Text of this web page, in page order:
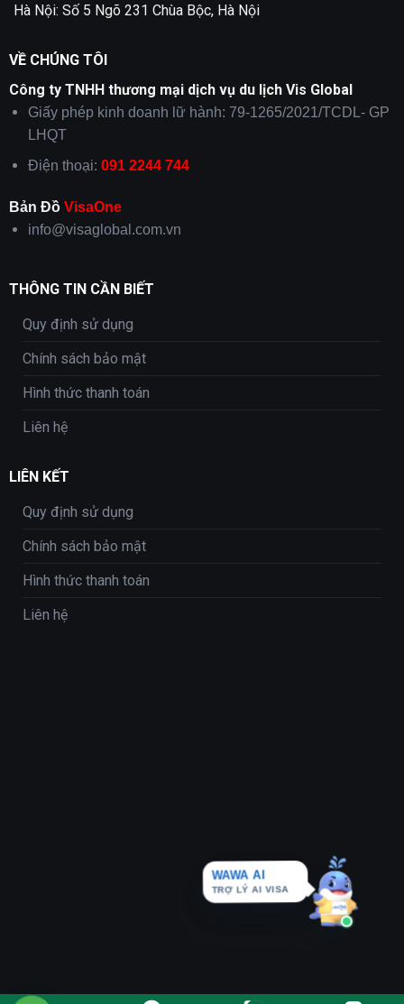
WAWA AI
TRỢ LÝ AI VISA
Hà Nội: Số 5 Ngõ 231 Chùa Bộc, Hà Nội
VỀ CHÚNG TÔI
Công ty TNHH thương mại dịch vụ du lịch Vis Global
Giấy phép kinh doanh lữ hành: 79-1265/2021/TCDL- GP
LHQT
Điện thoại: 091 2244 744
Bản Đồ VisaOne
info@visaglobal.com.vn
THÔNG TIN CẦN BIẾT
Quy định sử dụng
Chính sách bảo mật
Hình thức thanh toán
Liên hệ
LIÊN KẾT
Quy định sử dụng
Chính sách bảo mật
Hình thức thanh toán
Liên hệ